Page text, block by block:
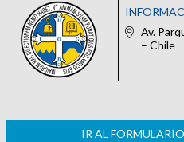
Av.
– Chile
IR AL